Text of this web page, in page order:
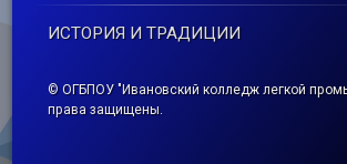
ИСТОРИЯ И ТРАДИЦИИ
© ОГБПОУ "Ивановский колледж легкой
права защищены.